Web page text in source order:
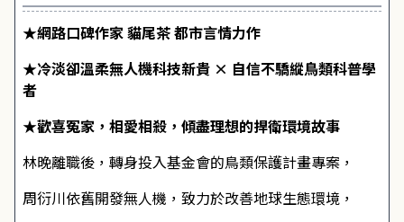
★網路口碑作家 貓尾茶 都市言情力作
★冷淡卻溫柔無人機科技新貴 × 自信不驕縱鳥類科普學
者
★歡喜冤家，相愛相殺，傾盡理想的捍衛環境故事
林晚離職後，轉身投入基金會的鳥類保護計畫專案，
周衍川依舊開發無人機，致力於改善地球生態環境，